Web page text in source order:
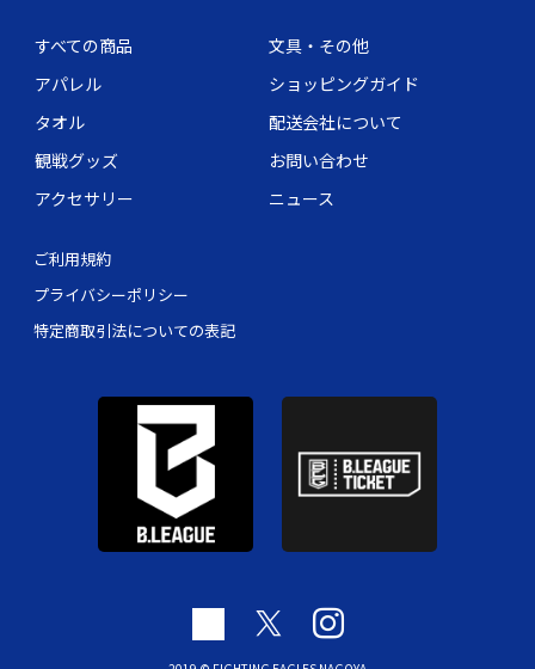
すべての商品
アパレル
タオル
観戦グッズ
アクセサリー
文具・その他
ショッピングガイド
配送会社について
お問い合わせ
ニュース
ご利用規約
プライバシーポリシー
特定商取引法についての表記